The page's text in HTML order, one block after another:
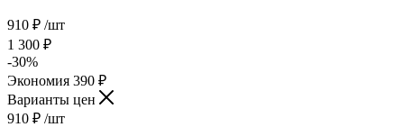
910 ₽ /шт
1 300 ₽
-30%
Экономия 390 ₽
Варианты цен
910 ₽ /шт